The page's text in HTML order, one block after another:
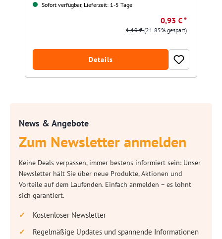
Sofort verfügbar, Lieferzeit: 1-5 Tage
0,93 € *
1,19 €(21.85% gespart)
Details
News & Angebote
Zum Newsletter anmelden
Keine Deals verpassen, immer bestens informiert sein: Unser
Newsletter hält Sie über neue Produkte, Aktionen und
Vorteile auf dem Laufenden. Einfach anmelden – es lohnt
sich garantiert.
Kostenloser Newsletter
Regelmäßige Updates und spannende Informationen